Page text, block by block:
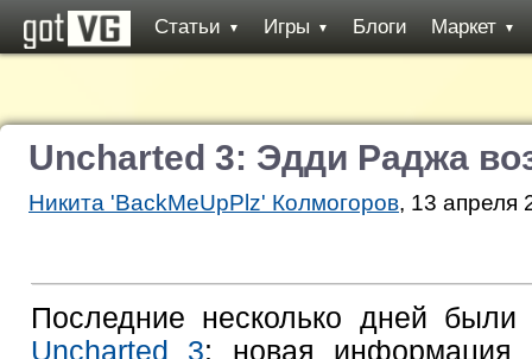
Статьи ▼ Игры ▼ Блоги Маркет ▼
Uncharted 3: Эдди Раджа
Никита 'BackMeUpPlz' Колмогоров, 13 апреля
Последние несколько дней
Uncharted 3: новая информация